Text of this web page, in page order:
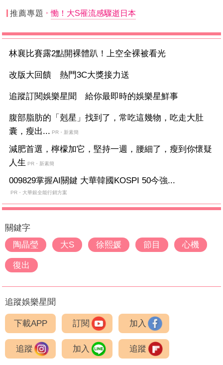
推薦專題 慟！大S罹流感驟逝日本
林襄比賽露2點開裸體趴！上空全裸被看光
改版大回饋 熱門3C大獎接力送
追蹤訂閱娛樂星聞 給你最即時的娛樂星鮮事
腹部脂肪的「剋星」找到了，常吃這幾物，吃走大肚
囊，瘦出... PR・新素簡
減肥首選，檸檬加它，堅持一週，腰細了，瘦到你懷疑
人生 PR・新素簡
009829掌握AI關鍵 大華韓國KOSPI 50今強...
PR・大華銀全能行銷方案
關鍵字
陶晶瑩
大S 徐熙媛 節目 心機
復出
追蹤娛樂星聞
下載APP 訂閱 加入
追蹤 加入 追蹤